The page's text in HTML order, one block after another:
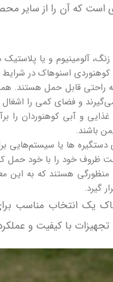
که آن را از سایر
آلومینیوم و یا پلاستیک
اسنوهاک در
قابل حمل هستند.
و فضای کمی را
و آبی کوهنوردان را
باشند.
ها یا سیستم‌هایی
ظروف خود را با خود حمل
هستند که به این
گیرد.
یک انتخاب مناسب
با کیفیت و عملکرد